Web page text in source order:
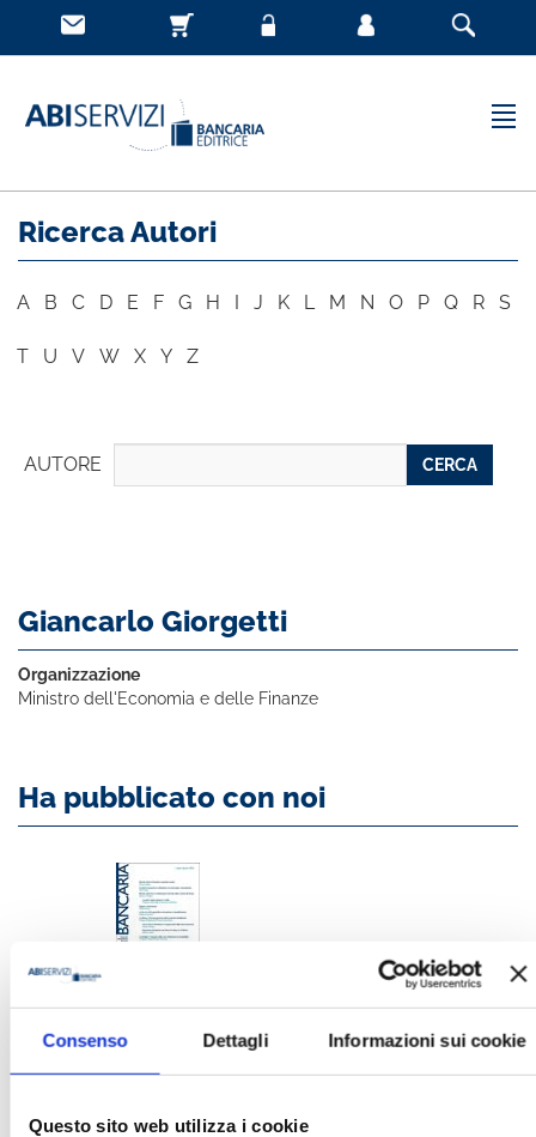
Consenso Dettagli Informazioni sui cookie
Questo sito web utilizza i cookie
Ricerca Autori
A B C D E F G H I J K L M N O P Q R S
T U V W X Y Z
AUTORE CERCA
Giancarlo Giorgetti
Organizzazione
Ministro dell'Economia e delle Finanze
Ha pubblicato con noi
BANCARIA N. 7-8/2026
MOSTRA